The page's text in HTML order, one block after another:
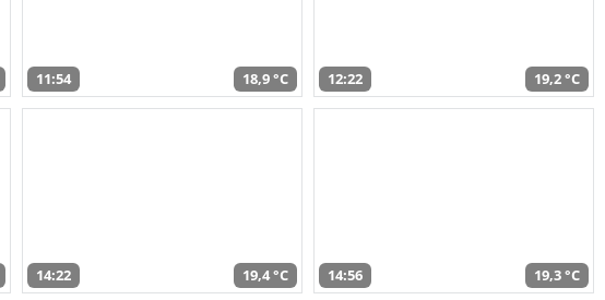
11:54 18,9 °C 12:22 19,2 °C
14:22 19,4 °C 14:56 19,3 °C